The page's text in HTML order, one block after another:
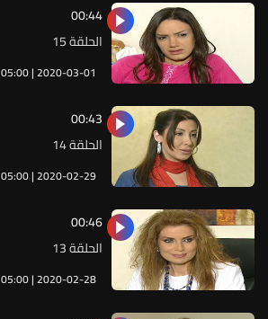
05:00 | 2020-03-01
الحلقة 15
00:44
05:00 | 2020-02-29
الحلقة 14
00:43
05:00 | 2020-02-28
الحلقة 13
00:46